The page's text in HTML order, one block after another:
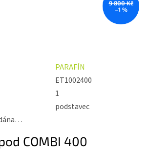
9 800 Kč
–1 %
PARAFÍN
ET1002400
1
podstavec
COMBI 400